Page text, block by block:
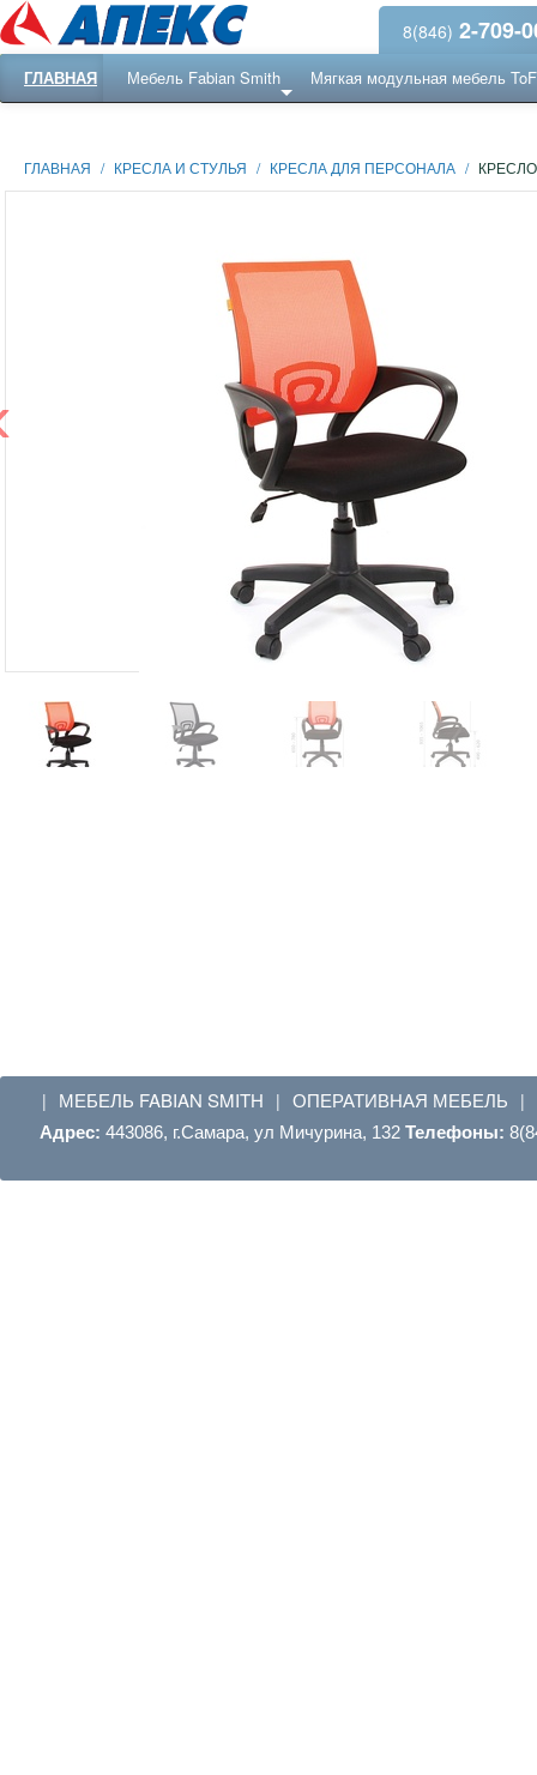
8(846) 2-709-
ГЛАВНАЯ Мебель Fabian Smith Мягкая модульная мебель
ГЛАВНАЯ / КРЕСЛА И СТУЛЬЯ / КРЕСЛА ДЛЯ ПЕРСОНАЛА /
| МЕБЕЛЬ FABIAN SMITH | ОПЕРАТИВНАЯ МЕБЕЛЬ |
Адрес: 443086, г.Самара, ул Мичурина, 132 Телефоны: